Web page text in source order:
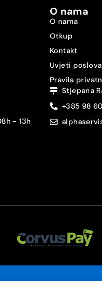
- 13h
O nama
O nama
Otkup
Kontakt
Uvjeti
Pravila
Stjepana
+385 98